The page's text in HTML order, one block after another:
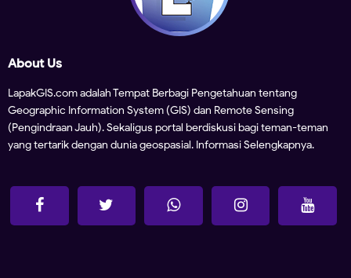
About Us
LapakGIS.com adalah Tempat Berbagi Pengetahuan tentang
Geographic Information System (GIS) dan Remote Sensing
(Pengindraan Jauh). Sekaligus portal berdiskusi bagi teman-teman
yang tertarik dengan dunia geospasial. Informasi Selengkapnya.